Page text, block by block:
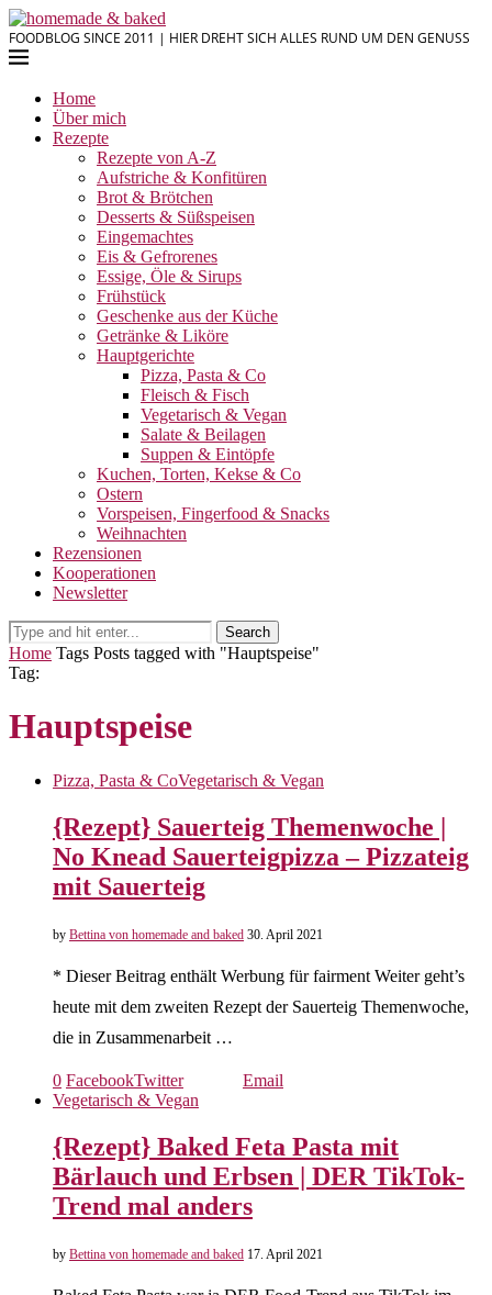
FOODBLOG SINCE 2011 | HIER DREHT SICH ALLES RUND UM DEN GENUSS
Home
Über mich
Rezepte
Rezepte von A-Z
Aufstriche & Konfitüren
Brot & Brötchen
Desserts & Süßspeisen
Eingemachtes
Eis & Gefrorenes
Essige, Öle & Sirups
Frühstück
Geschenke aus der Küche
Getränke & Liköre
Hauptgerichte
Pizza, Pasta & Co
Fleisch & Fisch
Vegetarisch & Vegan
Salate & Beilagen
Suppen & Eintöpfe
Kuchen, Torten, Kekse & Co
Ostern
Vorspeisen, Fingerfood & Snacks
Weihnachten
Rezensionen
Kooperationen
Newsletter
Search
Home Tags Posts tagged with "Hauptspeise"
Tag:
Hauptspeise
Pizza, Pasta & CoVegetarisch & Vegan
{Rezept} Sauerteig Themenwoche |
No Knead Sauerteigpizza – Pizzateig
mit Sauerteig
by Bettina von homemade and baked 30. April 2021
* Dieser Beitrag enthält Werbung für fairment Weiter geht’s
heute mit dem zweiten Rezept der Sauerteig Themenwoche,
die in Zusammenarbeit …
0 FacebookTwitter
Email
Vegetarisch & Vegan
{Rezept} Baked Feta Pasta mit
Bärlauch und Erbsen | DER TikTok-
Trend mal anders
by Bettina von homemade and baked 17. April 2021